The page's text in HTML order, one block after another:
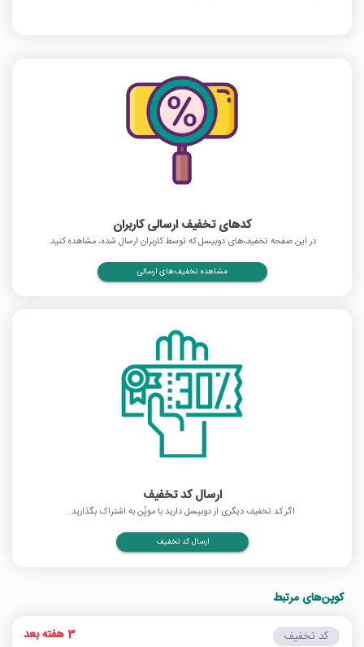
کدهای تخفیف ارسالی کاربران
در این صفحه تخفیف‌های دوبیسل که توسط کاربران ارسال شده، مشاهده کنید.
مشاهده تخفیف‌های ارسالی
ارسال کد تخفیف
اگر کد تخفیف دیگری از دوبیسل دارید با موپُن به اشتراک بگذارید.
ارسال کد تخفیف
کوپن‌های مرتبط
کد تخفیف 3 هفته بعد